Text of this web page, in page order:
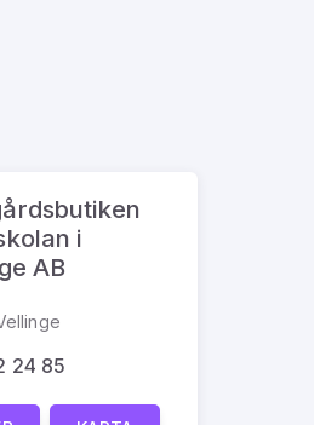
i
AB
24 85